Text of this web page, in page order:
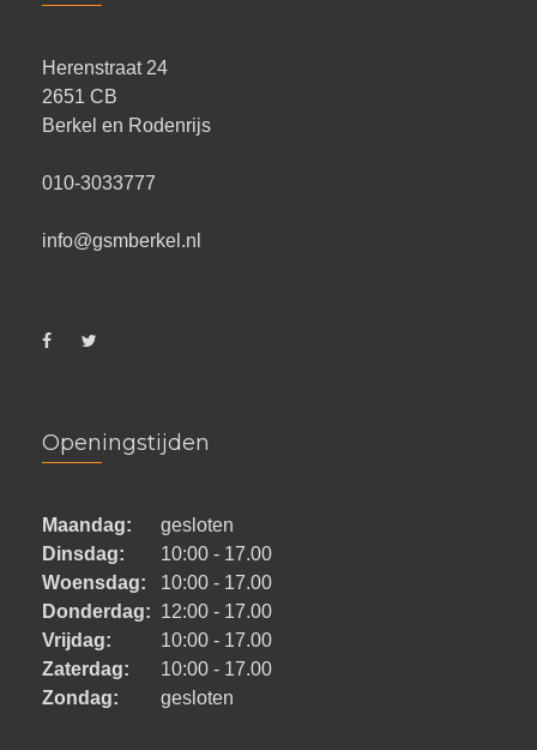
Herenstraat 24
2651 CB
Berkel en Rodenrijs
010-3033777
info@gsmberkel.nl
Openingstijden
Maandag:
gesloten
Dinsdag:
10:00 - 17.00
Woensdag:
10:00 - 17.00
Donderdag: 12:00 - 17.00
Vrijdag:
10:00 - 17.00
Zaterdag:
10:00 - 17.00
Zondag:
gesloten